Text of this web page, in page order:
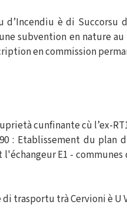
è di
subvention en nature
en commission
cunfinante cù l’ex-
: Etablissement du
E1 -
trasportu trà Cervioni è U